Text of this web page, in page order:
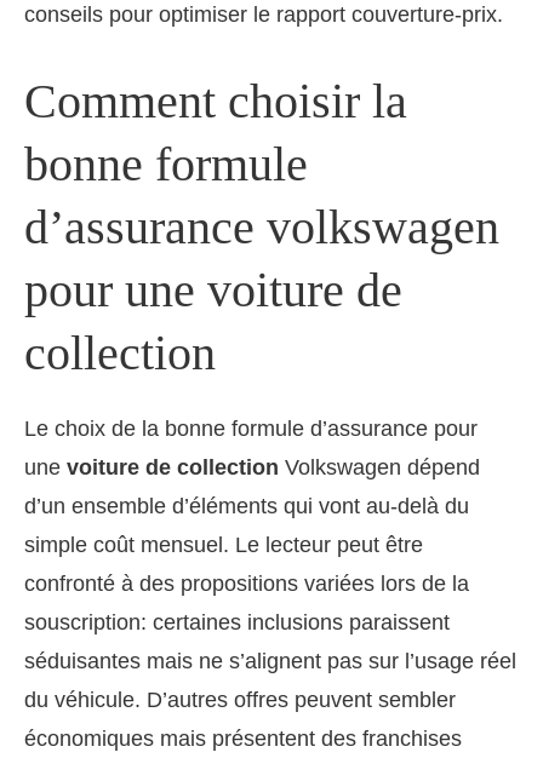
conseils pour optimiser le rapport couverture-prix.
Comment choisir la
bonne formule
d’assurance volkswagen
pour une voiture de
collection
Le choix de la bonne formule d’assurance pour
une voiture de collection Volkswagen dépend
d’un ensemble d’éléments qui vont au-delà du
simple coût mensuel. Le lecteur peut être
confronté à des propositions variées lors de la
souscription: certaines inclusions paraissent
séduisantes mais ne s’alignent pas sur l’usage réel
du véhicule. D’autres offres peuvent sembler
économiques mais présentent des franchises